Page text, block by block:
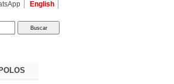
English
POLOS